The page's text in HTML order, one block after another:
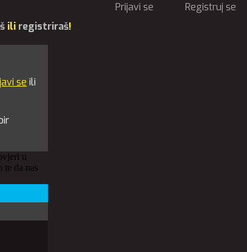
Prijavi se
Registruj se
ili registriraš!
se ili
u
da nas